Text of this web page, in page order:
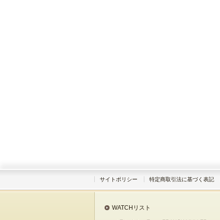
サイトポリシー 特定商取引法に基づく表記
WATCHリスト